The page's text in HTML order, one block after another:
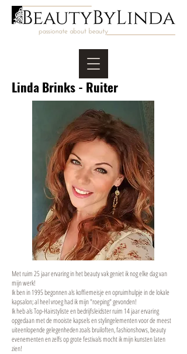
Linda Brinks - Ruiter
Met ruim 25 jaar ervaring in het beauty vak geniet ik nog elke dag van
mijn werk!
Ik ben in 1995 begonnen als koffiemeisje en opruimhulpje in de lokale
kapsalon; al heel vroeg had ik mijn "roeping" gevonden!
Ik heb als Top-Hairstyliste en bedrijfsleidster ruim 14 jaar ervaring
opgedaan met de mooiste kapsels en stylingelementen voor de meest
uiteenlopende gelegenheden zoals bruiloften, fashionshows, beauty
evenementen en zelfs op grote festivals mocht ik mijn kunsten laten
zien!